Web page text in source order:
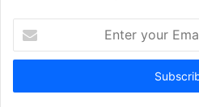
your
Email